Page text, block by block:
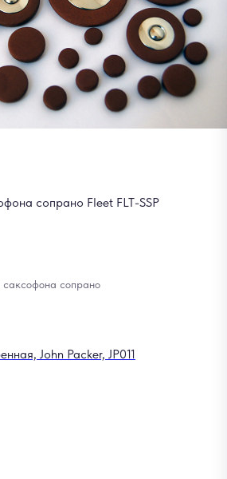
сопрано Fleet FLT-SSP
саксофона сопрано
John Packer, JP011